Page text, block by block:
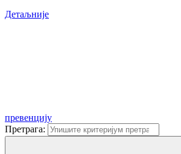
Детаљније
превенцију
Претрага: